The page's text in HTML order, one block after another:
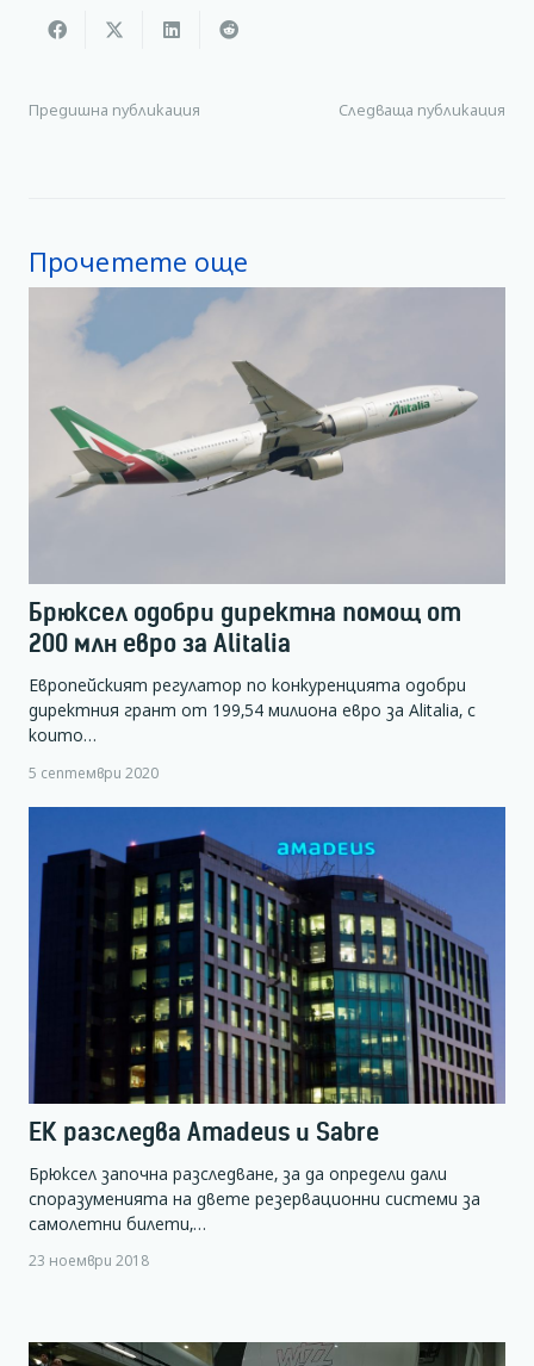
Предишна публикация Следваща публикация
Прочетете още
Брюксел одобри директна помощ от
200 млн евро за Alitalia
Европейският регулатор по конкуренцията одобри
директния грант от 199,54 милиона евро за Alitalia, с
които…
5 септември 2020
ЕК разследва Amadeus и Sabre
Брюксел започна разследване, за да определи дали
споразуменията на двете резервационни системи за
самолетни билети,…
23 ноември 2018